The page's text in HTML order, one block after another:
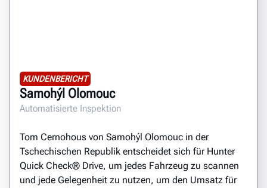
KUNDENBERICHT
Samohýl Olomouc
Automatisierte Inspektion
Tom Cernohous von Samohýl Olomouc in der
Tschechischen Republik entscheidet sich für Hunter
Quick Check® Drive, um jedes Fahrzeug zu scannen
und jede Gelegenheit zu nutzen, um den Umsatz für